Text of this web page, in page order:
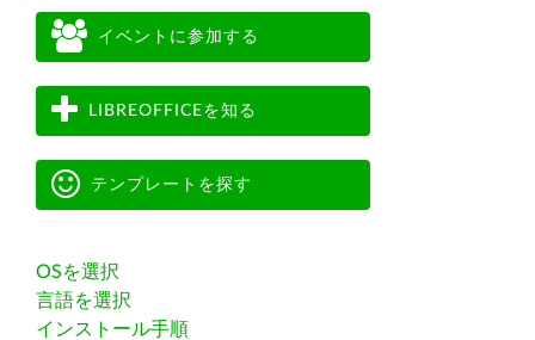
イベントに参加する
LIBREOFFICEを知る
テンプレートを探す
OSを選択
言語を選択
インストール手順